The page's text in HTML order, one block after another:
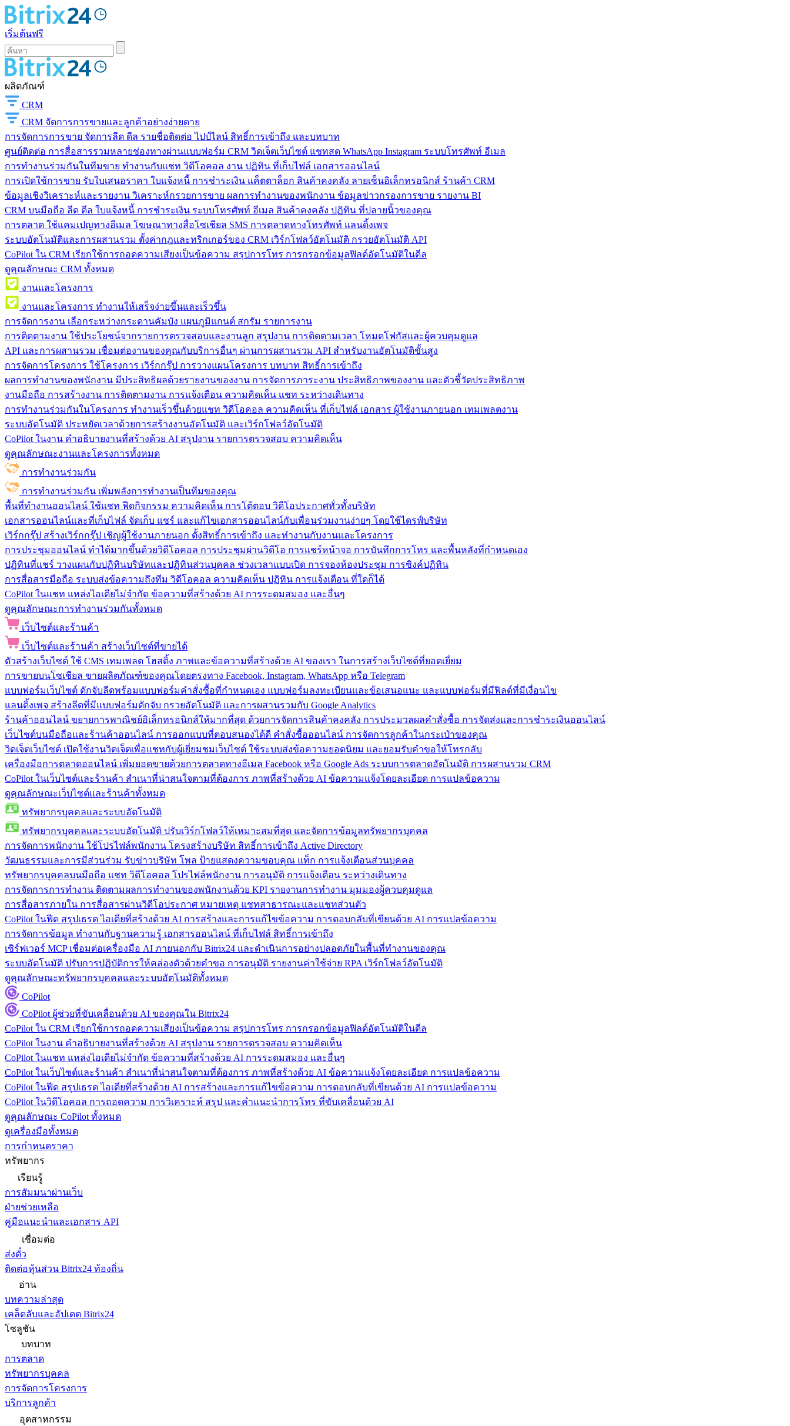
เริ่มต้นฟรี
ผลิตภัณฑ์
CRM
CRM จัดการการขายและลูกค้าอย่างง่ายดาย
การจัดการการขาย จัดการลีด ดีล รายชื่อติดต่อ ไปป์ไลน์ สิทธิ์การเข้าถึง และบทบาท
ศูนย์ติดต่อ การสื่อสารรวมหลายช่องทางผ่านแบบฟอร์ม CRM วิดเจ็ตเว็บไซต์ แชทสด WhatsApp Instagram ระบบโทรศัพท์ อีเมล
การทำงานร่วมกันในทีมขาย ทำงานกับแชท วิดีโอคอล งาน ปฏิทิน ที่เก็บไฟล์ เอกสารออนไลน์
การเปิดใช้การขาย รับใบเสนอราคา ใบแจ้งหนี้ การชำระเงิน แค็ตตาล็อก สินค้าคงคลัง ลายเซ็นอิเล็กทรอนิกส์ ร้านค้า CRM
ข้อมูลเชิงวิเคราะห์และรายงาน วิเคราะห์กรวยการขาย ผลการทำงานของพนักงาน ข้อมูลข่าวกรองการขาย รายงาน BI
CRM บนมือถือ ลีด ดีล ใบแจ้งหนี้ การชำระเงิน ระบบโทรศัพท์ อีเมล สินค้าคงคลัง ปฏิทิน ที่ปลายนิ้วของคุณ
การตลาด ใช้แคมเปญทางอีเมล โฆษณาทางสื่อโซเชียล SMS การตลาดทางโทรศัพท์ แลนดิ้งเพจ
ระบบอัตโนมัติและการผสานรวม ตั้งค่ากฎและทริกเกอร์ของ CRM เวิร์กโฟลว์อัตโนมัติ กรวยอัตโนมัติ API
CoPilot ใน CRM เรียกใช้การถอดความเสียงเป็นข้อความ สรุปการโทร การกรอกข้อมูลฟิลด์อัตโนมัติในดีล
ดูคุณลักษณะ CRM ทั้งหมด
งานและโครงการ
งานและโครงการ ทำงานให้เสร็จง่ายขึ้นและเร็วขึ้น
การจัดการงาน เลือกระหว่างกระดานคัมบัง แผนภูมิแกนต์ สกรัม รายการงาน
การติดตามงาน ใช้ประโยชน์จากรายการตรวจสอบและงานลูก สรุปงาน การติดตามเวลา โหมดโฟกัสและผู้ควบคุมดูแล
API และการผสานรวม เชื่อมต่องานของคุณกับบริการอื่นๆ ผ่านการผสานรวม API สำหรับงานอัตโนมัติขั้นสูง
การจัดการโครงการ ใช้โครงการ เวิร์กกรุ๊ป การวางแผนโครงการ บทบาท สิทธิ์การเข้าถึง
ผลการทำงานของพนักงาน มีประสิทธิผลด้วยรายงานของงาน การจัดการภาระงาน ประสิทธิภาพของงาน และตัวชี้วัดประสิทธิภาพ
งานมือถือ การสร้างงาน การติดตามงาน การแจ้งเตือน ความคิดเห็น แชท ระหว่างเดินทาง
การทำงานร่วมกันในโครงการ ทํางานเร็วขึ้นด้วยแชท วิดีโอคอล ความคิดเห็น ที่เก็บไฟล์ เอกสาร ผู้ใช้งานภายนอก เทมเพลตงาน
ระบบอัตโนมัติ ประหยัดเวลาด้วยการสร้างงานอัตโนมัติ และเวิร์กโฟลว์อัตโนมัติ
CoPilot ในงาน คำอธิบายงานที่สร้างด้วย AI สรุปงาน รายการตรวจสอบ ความคิดเห็น
ดูคุณลักษณะงานและโครงการทั้งหมด
การทำงานร่วมกัน
การทำงานร่วมกัน เพิ่มพลังการทำงานเป็นทีมของคุณ
พื้นที่ทำงานออนไลน์ ใช้แชท ฟีดกิจกรรม ความคิดเห็น การโต้ตอบ วิดีโอประกาศทั่วทั้งบริษัท
เอกสารออนไลน์และที่เก็บไฟล์ จัดเก็บ แชร์ และแก้ไขเอกสารออนไลน์กับเพื่อนร่วมงานง่ายๆ โดยใช้ไดรฟ์บริษัท
เวิร์กกรุ๊ป สร้างเวิร์กกรุ๊ป เชิญผู้ใช้งานภายนอก ตั้งสิทธิ์การเข้าถึง และทำงานกับงานและโครงการ
การประชุมออนไลน์ ทำได้มากขึ้นด้วยวิดีโอคอล การประชุมผ่านวิดีโอ การแชร์หน้าจอ การบันทึกการโทร และพื้นหลังที่กำหนดเอง
ปฏิทินที่แชร์ วางแผนกับปฏิทินบริษัทและปฏิทินส่วนบุคคล ช่วงเวลาแบบเปิด การจองห้องประชุม การซิงค์ปฏิทิน
การสื่อสารมือถือ ระบบส่งข้อความถึงทีม วิดีโอคอล ความคิดเห็น ปฏิทิน การแจ้งเตือน ที่ใดก็ได้
CoPilot ในแชท แหล่งไอเดียไม่จำกัด ข้อความที่สร้างด้วย AI การระดมสมอง และอื่นๆ
ดูคุณลักษณะการทำงานร่วมกันทั้งหมด
เว็บไซต์และร้านค้า
เว็บไซต์และร้านค้า สร้างเว็บไซต์ที่ขายได้
ตัวสร้างเว็บไซต์ ใช้ CMS เทมเพลต โฮสติ้ง ภาพและข้อความที่สร้างด้วย AI ของเรา ในการสร้างเว็บไซต์ที่ยอดเยี่ยม
การขายบนโซเชียล ขายผลิตภัณฑ์ของคุณโดยตรงทาง Facebook, Instagram, WhatsApp หรือ Telegram
แบบฟอร์มเว็บไซต์ ดักจับลีดพร้อมแบบฟอร์มคำสั่งซื้อที่กำหนดเอง แบบฟอร์มลงทะเบียนและข้อเสนอแนะ และแบบฟอร์มที่มีฟิลด์ที่มีเงื่อนไข
แลนดิ้งเพจ สร้างลีดที่มีแบบฟอร์มดักจับ กรวยอัตโนมัติ และการผสานรวมกับ Google Analytics
ร้านค้าออนไลน์ ขยายการพาณิชย์อิเล็กทรอนิกส์ให้มากที่สุด ด้วยการจัดการสินค้าคงคลัง การประมวลผลคำสั่งซื้อ การจัดส่งและการชำระเงินออนไลน์
เว็บไซต์บนมือถือและร้านค้าออนไลน์ การออกแบบที่ตอบสนองได้ดี คำสั่งซื้อออนไลน์ การจัดการลูกค้าในกระเป๋าของคุณ
วิดเจ็ตเว็บไซต์ เปิดใช้งานวิดเจ็ตเพื่อแชทกับผู้เยี่ยมชมเว็บไซต์ ใช้ระบบส่งข้อความยอดนิยม และยอมรับคำขอให้โทรกลับ
เครื่องมือการตลาดออนไลน์ เพิ่มยอดขายด้วยการตลาดทางอีเมล Facebook หรือ Google Ads ระบบการตลาดอัตโนมัติ การผสานรวม CRM
CoPilot ในเว็บไซต์และร้านค้า สำเนาที่น่าสนใจตามที่ต้องการ ภาพที่สร้างด้วย AI ข้อความแจ้งโดยละเอียด การแปลข้อความ
ดูคุณลักษณะเว็บไซต์และร้านค้าทั้งหมด
ทรัพยากรบุคคลและระบบอัตโนมัติ
ทรัพยากรบุคคลและระบบอัตโนมัติ ปรับเวิร์กโฟลว์ให้เหมาะสมที่สุด และจัดการข้อมูลทรัพยากรบุคคล
การจัดการพนักงาน ใช้โปรไฟล์พนักงาน โครงสร้างบริษัท สิทธิ์การเข้าถึง Active Directory
วัฒนธรรมและการมีส่วนร่วม รับข่าวบริษัท โพล ป้ายแสดงความขอบคุณ แท็ก การแจ้งเตือนส่วนบุคคล
ทรัพยากรบุคคลบนมือถือ แชท วิดีโอคอล โปรไฟล์พนักงาน การอนุมัติ การแจ้งเตือน ระหว่างเดินทาง
การจัดการการทำงาน ติดตามผลการทำงานของพนักงานด้วย KPI รายงานการทำงาน มุมมองผู้ควบคุมดูแล
การสื่อสารภายใน การสื่อสารผ่านวิดีโอประกาศ หมายเหตุ แชทสาธารณะและแชทส่วนตัว
CoPilot ในฟีด สรุปเธรด ไอเดียที่สร้างด้วย AI การสร้างและการแก้ไขข้อความ การตอบกลับที่เขียนด้วย AI การแปลข้อความ
การจัดการข้อมูล ทำงานกับฐานความรู้ เอกสารออนไลน์ ที่เก็บไฟล์ สิทธิ์การเข้าถึง
เซิร์ฟเวอร์ MCP เชื่อมต่อเครื่องมือ AI ภายนอกกับ Bitrix24 และดำเนินการอย่างปลอดภัยในพื้นที่ทำงานของคุณ
ระบบอัตโนมัติ ปรับการปฏิบัติการให้คล่องตัวด้วยคำขอ การอนุมัติ รายงานค่าใช้จ่าย RPA เวิร์กโฟลว์อัตโนมัติ
ดูคุณลักษณะทรัพยากรบุคคลและระบบอัตโนมัติทั้งหมด
CoPilot
CoPilot ผู้ช่วยที่ขับเคลื่อนด้วย AI ของคุณใน Bitrix24
CoPilot ใน CRM เรียกใช้การถอดความเสียงเป็นข้อความ สรุปการโทร การกรอกข้อมูลฟิลด์อัตโนมัติในดีล
CoPilot ในงาน คำอธิบายงานที่สร้างด้วย AI สรุปงาน รายการตรวจสอบ ความคิดเห็น
CoPilot ในแชท แหล่งไอเดียไม่จำกัด ข้อความที่สร้างด้วย AI การระดมสมอง และอื่นๆ
CoPilot ในเว็บไซต์และร้านค้า สำเนาที่น่าสนใจตามที่ต้องการ ภาพที่สร้างด้วย AI ข้อความแจ้งโดยละเอียด การแปลข้อความ
CoPilot ในฟีด สรุปเธรด ไอเดียที่สร้างด้วย AI การสร้างและการแก้ไขข้อความ การตอบกลับที่เขียนด้วย AI การแปลข้อความ
CoPilot ในวิดีโอคอล การถอดความ การวิเคราะห์ สรุป และคำแนะนำการโทร ที่ขับเคลื่อนด้วย AI
ดูคุณลักษณะ CoPilot ทั้งหมด
ดูเครื่องมือทั้งหมด
การกำหนดราคา
ทรัพยากร
เรียนรู้
การสัมมนาผ่านเว็บ
ฝ่ายช่วยเหลือ
คู่มือแนะนำและเอกสาร API
เชื่อมต่อ
ส่งตั๋ว
ติดต่อหุ้นส่วน Bitrix24 ท้องถิ่น
อ่าน
บทความล่าสุด
เคล็ดลับและอัปเดต Bitrix24
โซลูชัน
บทบาท
การตลาด
ทรัพยากรบุคคล
การจัดการโครงการ
บริการลูกค้า
อุตสาหกรรม